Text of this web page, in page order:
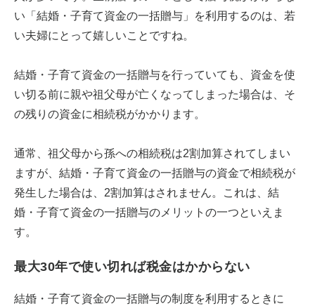
い「結婚・子育て資金の一括贈与」を利用するのは、若
い夫婦にとって嬉しいことですね。
結婚・子育て資金の一括贈与を行っていても、資金を使
い切る前に親や祖父母が亡くなってしまった場合は、そ
の残りの資金に相続税がかかります。
通常、祖父母から孫への相続税は2割加算されてしまい
ますが、結婚・子育て資金の一括贈与の資金で相続税が
発生した場合は、2割加算はされません。これは、結
婚・子育て資金の一括贈与のメリットの一つといえま
す。
最大30年で使い切れば税金はかからない
結婚・子育て資金の一括贈与の制度を利用するときに